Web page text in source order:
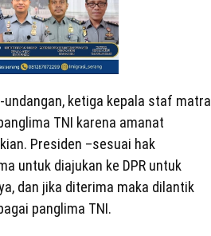
ketiga kepala staf matra
TNI karena amanat
Presiden –sesuai hak
untuk diajukan ke DPR untuk
dan jika diterima maka dilantik
panglima TNI.